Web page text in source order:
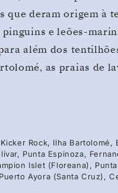
que deram origem à
e leões-
além dos
as praias de
Rock, Ilha
Punta Espinoza,
Islet (Floreana),
Ayora (Santa Cruz),